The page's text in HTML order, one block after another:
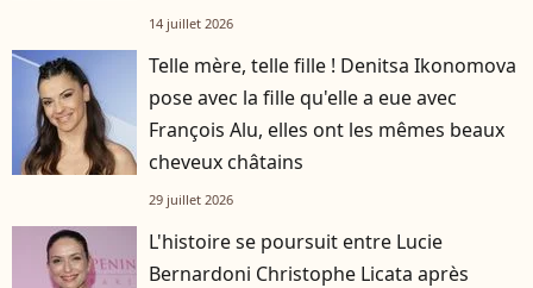
14 juillet 2026
Telle mère, telle fille ! Denitsa Ikonomova
pose avec la fille qu'elle a eue avec
François Alu, elles ont les mêmes beaux
cheveux châtains
29 juillet 2026
L'histoire se poursuit entre Lucie
Bernardoni Christophe Licata après